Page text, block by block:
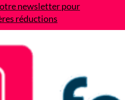
newsletter pour
réductions